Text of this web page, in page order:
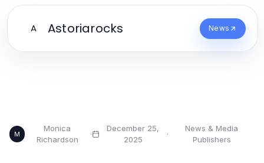
A Astoriarocks News
M
Monica
Richardson
·
December 25,
2025
·
News & Media
Publishers